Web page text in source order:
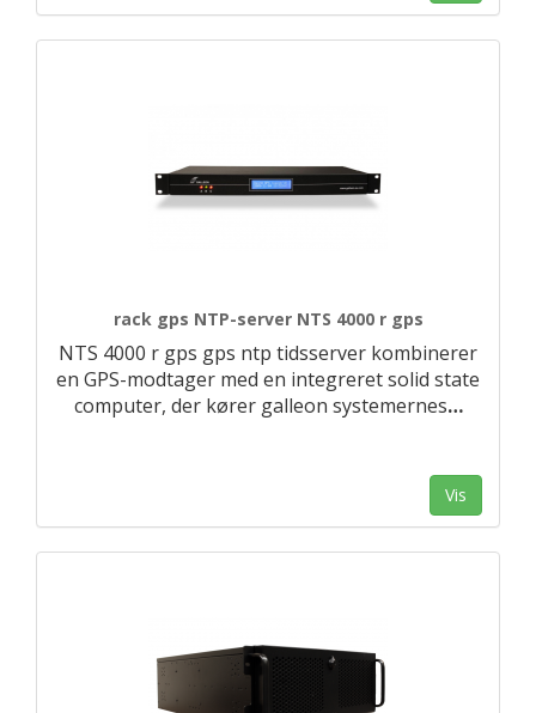
rack gps NTP-server NTS 4000 r gps
NTS 4000 r gps gps ntp tidsserver kombinerer
en GPS-modtager med en integreret solid state
computer, der kører galleon systemernes…
Vis